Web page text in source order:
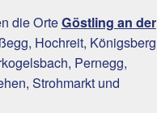
die OrteGöstling an der
Hochreit,
Pernegg,
Strohmarkt und